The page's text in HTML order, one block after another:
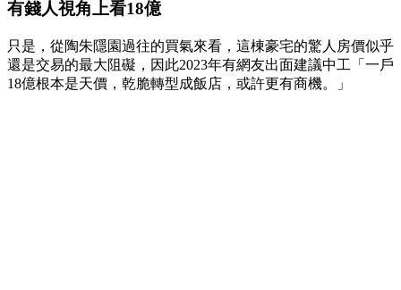
有錢人視角上看18億
只是，從陶朱隱園過往的買氣來看，這棟豪宅的驚人房價似乎
還是交易的最大阻礙，因此2023年有網友出面建議中工「一戶
18億根本是天價，乾脆轉型成飯店，或許更有商機。」